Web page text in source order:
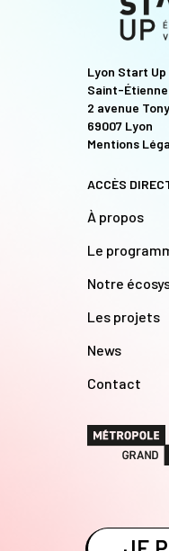
Lyon Start Up
Saint-Étienne
2 avenue
69007 Lyon
Mentions
ACCÈS
À propos
Le
Notre
Les projets
News
Contact